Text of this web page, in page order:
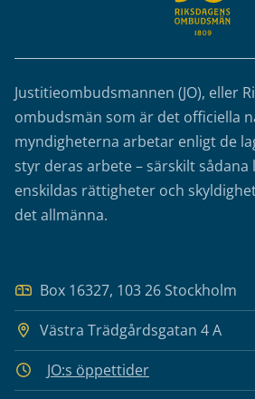
Justitieombudsmannen (JO), eller
ombudsmän som är det officiella
myndigheterna arbetar enligt de
styr deras arbete – särskilt
enskildas rättigheter och
det allmänna.
Box 16327, 103 26 Stockholm
Västra Trädgårdsgatan 4 A
JO:s öppettider